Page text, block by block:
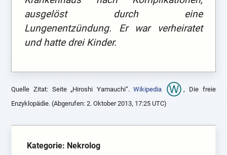
ausgelöst durch eine
Lungenentzündung. Er war verheiratet
und hatte drei Kinder.
Quelle Zitat: Seite „Hiroshi Yamauchi“.Wikipedia
, Die freie
Enzyklopädie. (Abgerufen: 2. Oktober 2013, 17:25 UTC)
Kategorie: Nekrolog